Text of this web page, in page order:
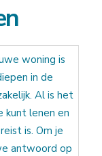
woning is
in de
Al is het
kunt lenen en
is. Om je
antwoord op